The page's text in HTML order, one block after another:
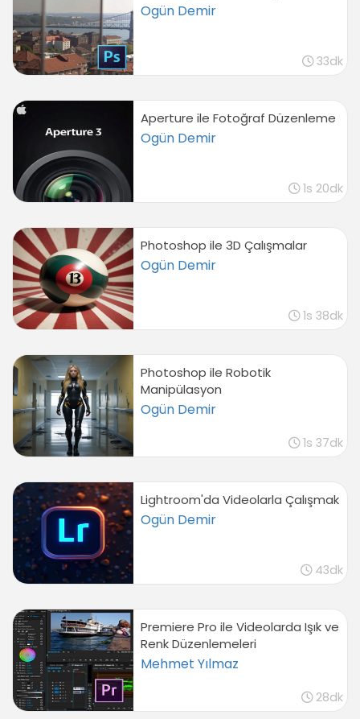
Ogün Demir
33dk
Aperture ile Fotoğraf Düzenleme
Ogün Demir
1s 20dk
Photoshop ile 3D Çalışmalar
Ogün Demir
1s 38dk
Photoshop ile Robotik
Manipülasyon
Ogün Demir
1s 37dk
Lightroom'da Videolarla Çalışmak
Ogün Demir
43dk
Premiere Pro ile Videolarda Işık ve
Renk Düzenlemeleri
Mehmet Yılmaz
28dk